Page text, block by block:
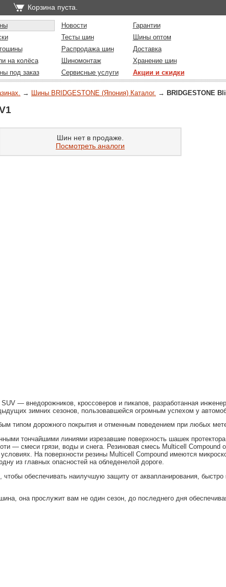
Корзина пуста.
Новости
Гарантии
Тесты шин
Шины оптом
Распродажа шин
Доставка
на колёса Шиномонтаж
Хранение шин
под заказ Сервисные услуги Акции и скидки
→ Шины BRIDGESTONE (Япония) Каталог. → BRIDGESTONE
Шин нет в продаже.
Посмотреть аналоги
— внедорожников, кроссоверов и пикапов, разработанная
зимних сезонов, пользовавшейся огромным успехом у
типом дорожного покрытия и отменным поведением при любых
тончайшими линиями изрезавшие поверхность шашек
— смеси грязи, воды и снега. Резиновая смесь Multicell Compound
На поверхности резины Multicell Compound имеются
из главных опасностей на обледенелой дороге.
обеспечивать наилучшую защиту от аквапланирования,
она прослужит вам не один сезон, до последнего дня